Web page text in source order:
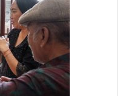
Konsep
Libatkan
Desa
Adat